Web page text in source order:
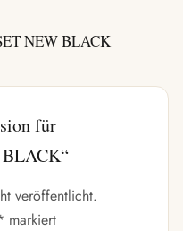
NEW BLACK
für
veröffentlicht.
markiert